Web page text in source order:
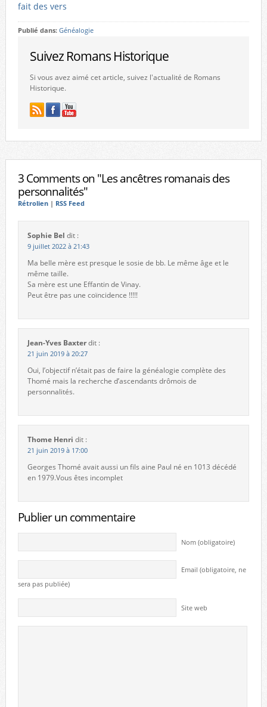
fait des vers
Publié dans: Généalogie
Suivez Romans Historique
Si vous avez aimé cet article, suivez l'actualité de Romans
Historique.
3 Comments on "Les ancêtres romanais des
personnalités"
Rétrolien| RSS Feed
Sophie Bel dit :
9 juillet 2022 à 21:43
Ma belle mère est presque le sosie de bb. Le même âge et le
même taille.
Sa mère est une Effantin de Vinay.
Peut être pas une coïncidence !!!!!
Jean-Yves Baxterdit :
21 juin 2019 à 20:27
Oui, l’objectif n’était pas de faire la généalogie complète des
Thomé mais la recherche d’ascendants drômois de
personnalités.
Thome Henri dit :
21 juin 2019 à 17:00
Georges Thomé avait aussi un fils aine Paul né en 1013 décédé
en 1979.Vous êtes incomplet
Publier un commentaire
Nom (obligatoire)
Email (obligatoire, ne
sera pas publiée)
Site web